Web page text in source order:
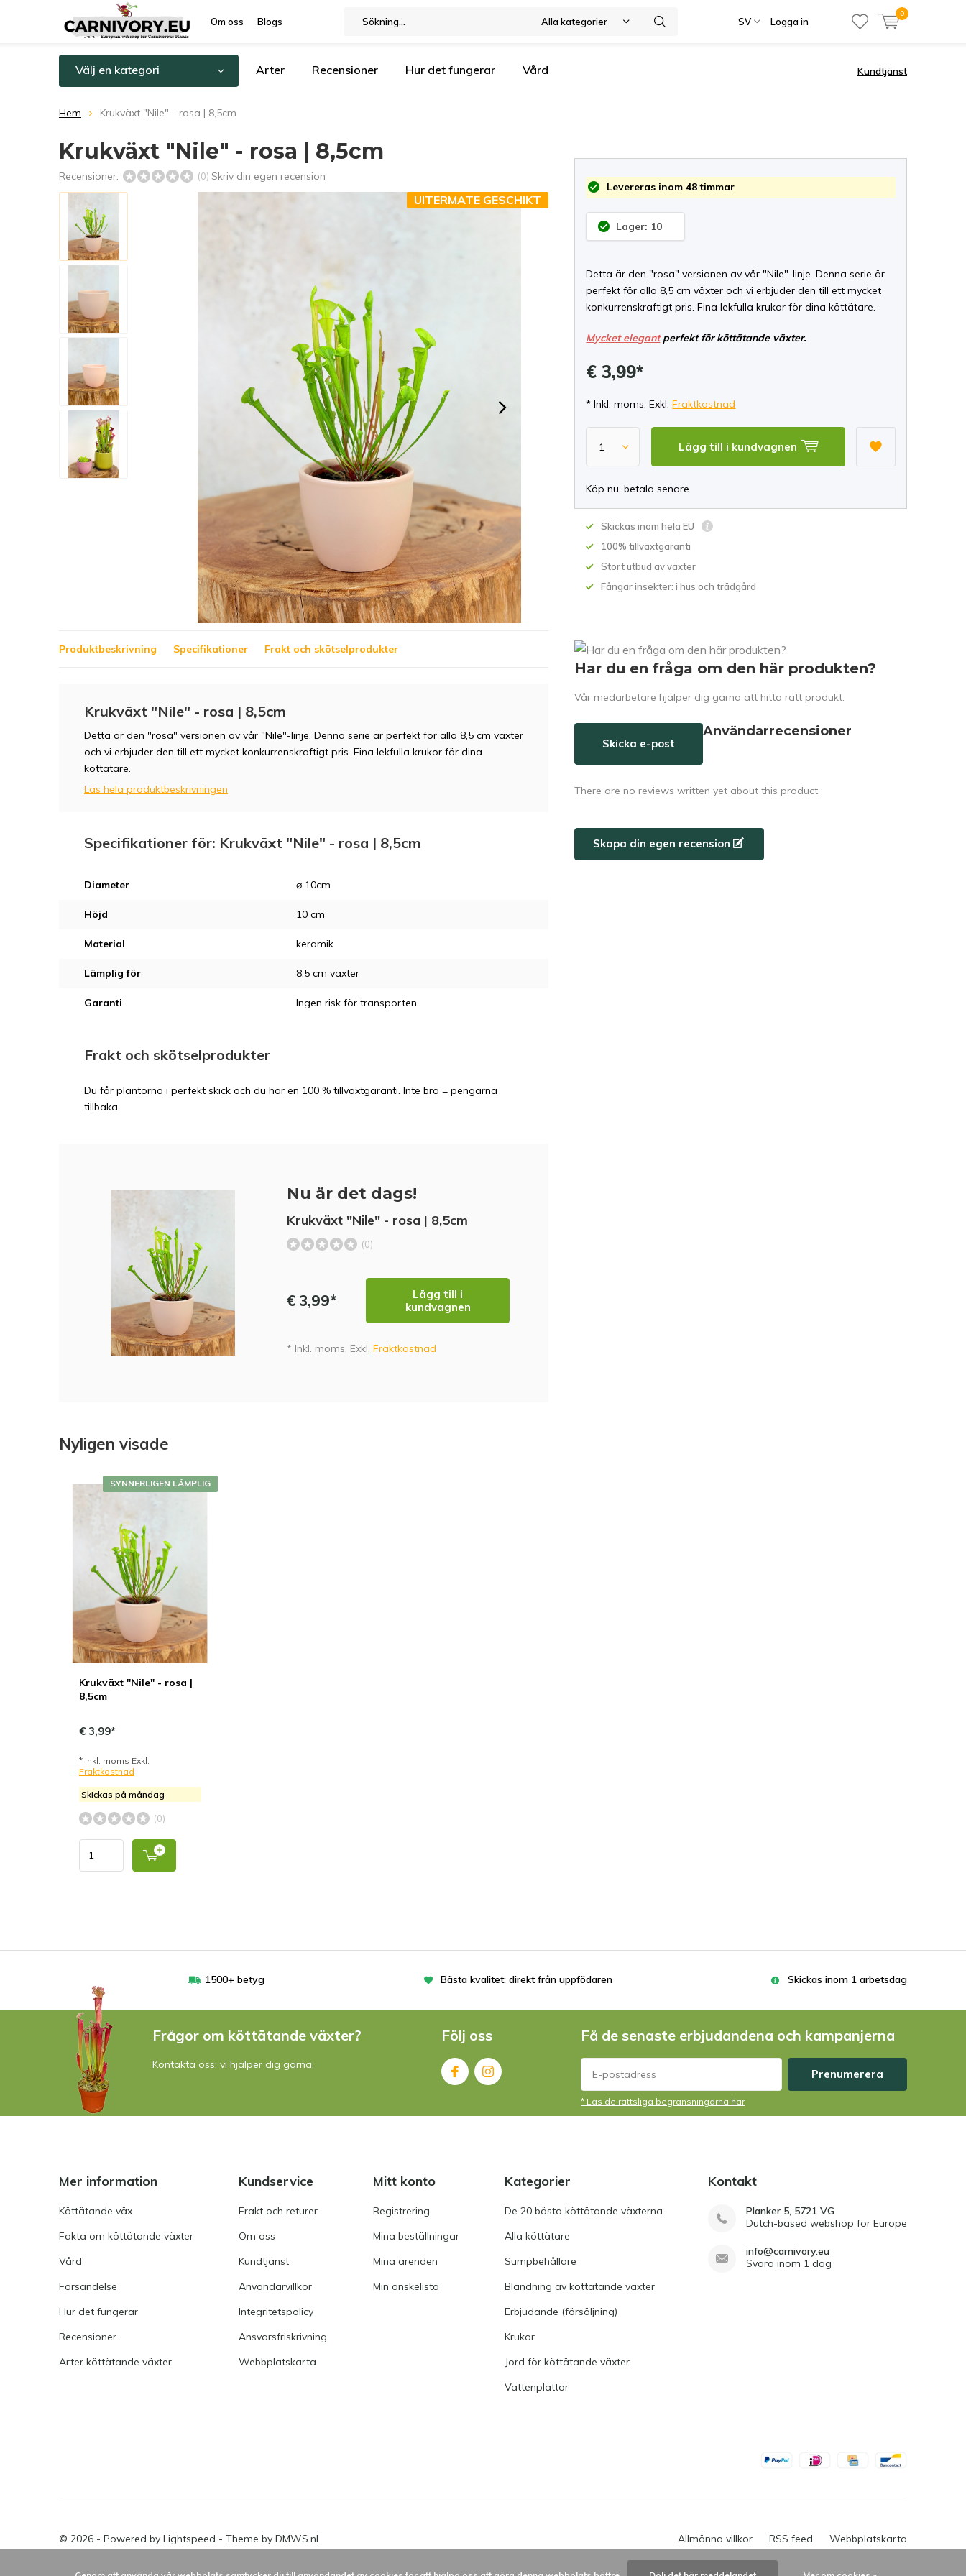
Om oss Blogs Alla kategorier SV Logga in
0
Välj en kategori Arter Recensioner Hur det fungerar Vård Kundtjänst
Hem Krukväxt "Nile" - rosa | 8,5cm
Krukväxt "Nile" - rosa | 8,5cm
Recensioner: (0) Skriv din egen recension
UITERMATE GESCHIKT
Levereras inom 48 timmar
Lager: 10
Detta är den "rosa" versionen av vår "Nile"-linje. Denna serie är
perfekt för alla 8,5 cm växter och vi erbjuder den till ett mycket
konkurrenskraftigt pris. Fina lekfulla krukor för dina köttätare.
Mycket elegantperfekt för köttätande växter.
€ 3,99*
* Inkl. moms, Exkl.Fraktkostnad
Lägg till i kundvagnen
Köp nu, betala senare
Skickas inom hela EU
100% tillväxtgaranti
Stort utbud av växter
Fångar insekter: i hus och trädgård
Produktbeskrivning Specifikationer Frakt och skötselprodukter
Krukväxt "Nile" - rosa | 8,5cm
Detta är den "rosa" versionen av vår "Nile"-linje. Denna serie är perfekt för alla 8,5 cm växter
och vi erbjuder den till ett mycket konkurrenskraftigt pris. Fina lekfulla krukor för dina
köttätare.
Läs hela produktbeskrivningen
Specifikationer för: Krukväxt "Nile" - rosa | 8,5cm
Diameter ⌀ 10cm
Höjd 10 cm
Material keramik
Lämplig för 8,5 cm växter
Garanti Ingen risk för transporten
Frakt och skötselprodukter
Du får plantorna i perfekt skick och du har en 100 % tillväxtgaranti. Inte bra = pengarna
tillbaka.
Nu är det dags!
Krukväxt "Nile" - rosa | 8,5cm
(0)
€ 3,99*
Lägg till i
kundvagnen
* Inkl. moms, Exkl. Fraktkostnad
Har du en fråga om den här produkten?
Vår medarbetare hjälper dig gärna att hitta rätt produkt.
Skicka e-post
Användarrecensioner
There are no reviews written yet about this product.
Skapa din egen recension
Nyligen visade
Krukväxt "Nile" - rosa |
8,5cm
SYNNERLIGEN LÄMPLIG
€ 3,99*
* Inkl. moms Exkl.
Fraktkostnad
Skickas på måndag
(0)
1500+ betyg Bästa kvalitet: direkt från uppfödaren Skickas inom 1 arbetsdag
Frågor om köttätande växter?
Kontakta oss: vi hjälper dig gärna.
Följ oss Få de senaste erbjudandena och kampanjerna
Prenumerera
* Läs de rättsliga begränsningarna här
Mer information
Köttätande väx
Fakta om köttätande växter
Vård
Försändelse
Hur det fungerar
Recensioner
Arter köttätande växter
Kundservice
Frakt och returer
Om oss
Kundtjänst
Användarvillkor
Integritetspolicy
Ansvarsfriskrivning
Webbplatskarta
Mitt konto
Registrering
Mina beställningar
Mina ärenden
Min önskelista
Kategorier
De 20 bästa köttätande växterna
Alla köttätare
Sumpbehållare
Blandning av köttätande växter
Erbjudande (försäljning)
Krukor
Jord för köttätande växter
Vattenplattor
Kontakt
Planker 5, 5721 VG
Dutch-based webshop for Europe
info@carnivory.eu
Svara inom 1 dag
© 2026 - Powered by Lightspeed - Theme by DMWS.nl Allmänna villkor RSS feed Webbplatskarta